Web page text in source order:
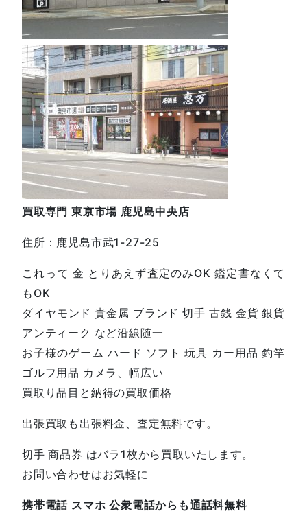
買取専門 東京市場 鹿児島中央店
住所：鹿児島市武1-27-25
これって 金 とりあえず査定のみOK 鑑定書なくて
もOK
ダイヤモンド 貴金属 ブランド 切手 古銭 金貨 銀貨
アンティーク など沿線随一
お子様のゲーム ハード ソフト 玩具 カー用品 釣竿
ゴルフ用品 カメラ、幅広い
買取り品目と納得の買取価格
出張買取も出張料金、査定無料です。
切手 商品券 はバラ1枚から買取いたします。
お問い合わせはお気軽に
携帯電話 スマホ 公衆電話からも通話料無料